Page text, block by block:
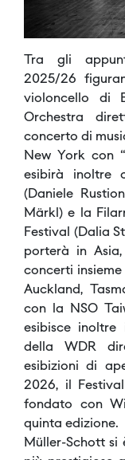
Tra gli
2025/26
violoncello di
Orchestra
concerto di
New York con
esibirà inoltre
(Daniele
Märkl) e la
Festival (Dalia
porterà in
concerti insieme
Auckland,
con la NSO
esibisce inoltre
della WDR
esibizioni di
2026, il
fondato con
quinta edizione.
Müller-Schott si